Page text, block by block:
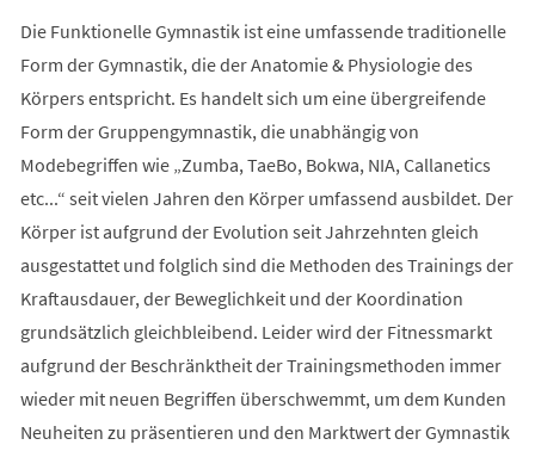
Die Funktionelle Gymnastik ist eine umfassende traditionelle
Form der Gymnastik, die der Anatomie & Physiologie des
Körpers entspricht. Es handelt sich um eine übergreifende
Form der Gruppengymnastik, die unabhängig von
Modebegriffen wie „Zumba, TaeBo, Bokwa, NIA, Callanetics
etc...“ seit vielen Jahren den Körper umfassend ausbildet. Der
Körper ist aufgrund der Evolution seit Jahrzehnten gleich
ausgestattet und folglich sind die Methoden des Trainings der
Kraftausdauer, der Beweglichkeit und der Koordination
grundsätzlich gleichbleibend. Leider wird der Fitnessmarkt
aufgrund der Beschränktheit der Trainingsmethoden immer
wieder mit neuen Begriffen überschwemmt, um dem Kunden
Neuheiten zu präsentieren und den Marktwert der Gymnastik